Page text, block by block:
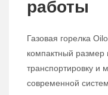
работы
Газовая горелка
компактный размер
транспортировку
современной